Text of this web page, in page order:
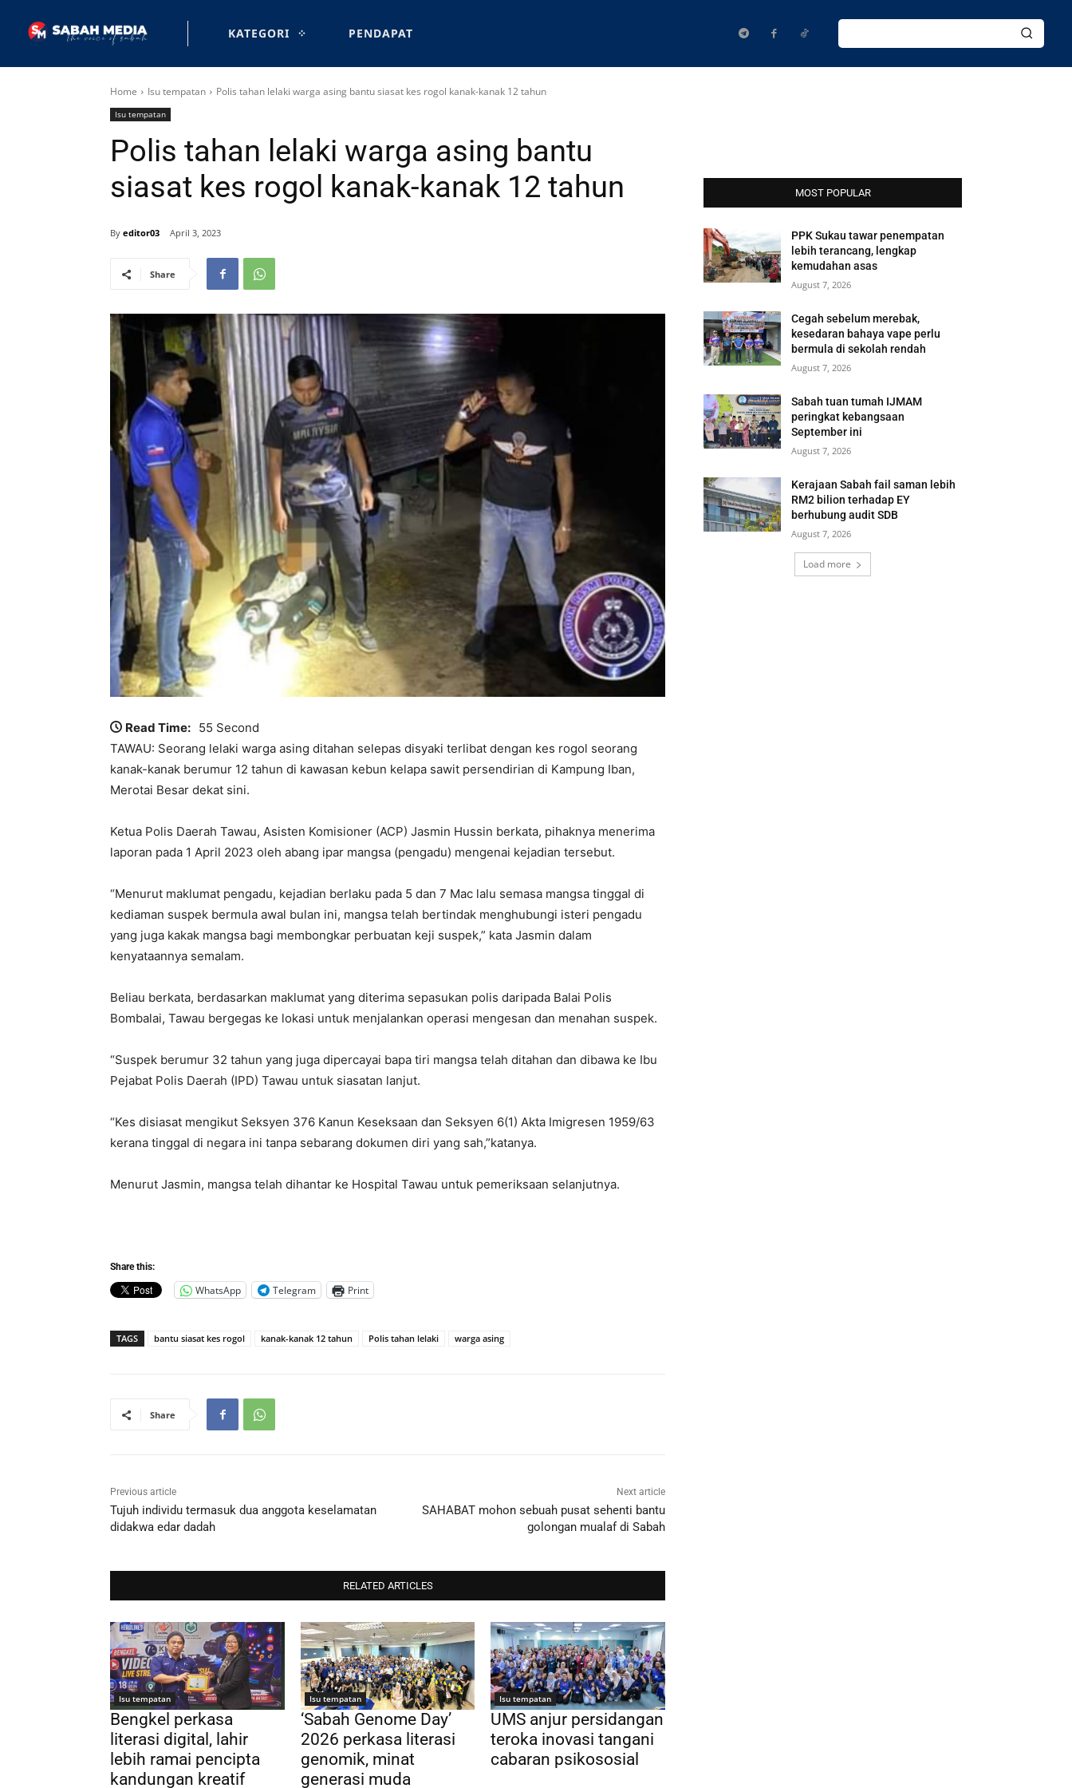
KATEGORI PENDAPAT
Home Isu tempatan Polis tahan lelaki warga asing bantu siasat kes rogol kanak-kanak 12 tahun
Isu tempatan
Polis tahan lelaki warga asing bantu
siasat kes rogol kanak-kanak 12 tahun
By editor03 April 3, 2023
Share
Read Time: 55 Second
TAWAU: Seorang lelaki warga asing ditahan selepas disyaki terlibat dengan kes rogol seorang
kanak-kanak berumur 12 tahun di kawasan kebun kelapa sawit persendirian di Kampung Iban,
Merotai Besar dekat sini.
Ketua Polis Daerah Tawau, Asisten Komisioner (ACP) Jasmin Hussin berkata, pihaknya menerima
laporan pada 1 April 2023 oleh abang ipar mangsa (pengadu) mengenai kejadian tersebut.
“Menurut maklumat pengadu, kejadian berlaku pada 5 dan 7 Mac lalu semasa mangsa tinggal di
kediaman suspek bermula awal bulan ini, mangsa telah bertindak menghubungi isteri pengadu
yang juga kakak mangsa bagi membongkar perbuatan keji suspek,” kata Jasmin dalam
kenyataannya semalam.
Beliau berkata, berdasarkan maklumat yang diterima sepasukan polis daripada Balai Polis
Bombalai, Tawau bergegas ke lokasi untuk menjalankan operasi mengesan dan menahan suspek.
“Suspek berumur 32 tahun yang juga dipercayai bapa tiri mangsa telah ditahan dan dibawa ke Ibu
Pejabat Polis Daerah (IPD) Tawau untuk siasatan lanjut.
“Kes disiasat mengikut Seksyen 376 Kanun Keseksaan dan Seksyen 6(1) Akta Imigresen 1959/63
kerana tinggal di negara ini tanpa sebarang dokumen diri yang sah,”katanya.
Menurut Jasmin, mangsa telah dihantar ke Hospital Tawau untuk pemeriksaan selanjutnya.
Share this:
WhatsApp Telegram Print
TAGS bantu siasat kes rogol kanak-kanak 12 tahun Polis tahan lelaki warga asing
Share
Previous article
Tujuh individu termasuk dua anggota keselamatan
didakwa edar dadah
Next article
SAHABAT mohon sebuah pusat sehenti bantu
golongan mualaf di Sabah
RELATED ARTICLES
Isu tempatan
Bengkel perkasa
literasi digital, lahir
lebih ramai pencipta
kandungan kreatif
Isu tempatan
‘Sabah Genome Day’
2026 perkasa literasi
genomik, minat
generasi muda
Isu tempatan
UMS anjur persidangan
teroka inovasi tangani
cabaran psikososial
MOST POPULAR
PPK Sukau tawar penempatan
lebih terancang, lengkap
kemudahan asas
August 7, 2026
Cegah sebelum merebak,
kesedaran bahaya vape perlu
bermula di sekolah rendah
August 7, 2026
Sabah tuan tumah IJMAM
peringkat kebangsaan
September ini
August 7, 2026
Kerajaan Sabah fail saman lebih
RM2 bilion terhadap EY
berhubung audit SDB
August 7, 2026
Load more